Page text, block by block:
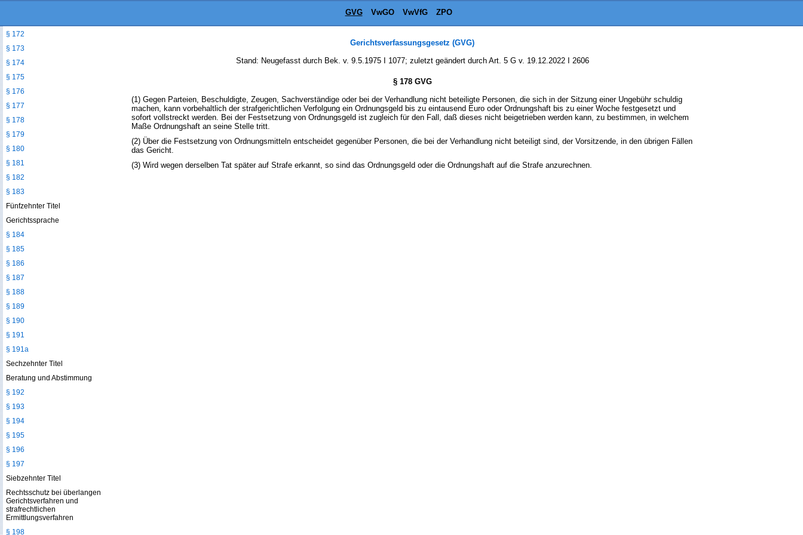
GVG VwGO VwVfG ZPO
Gerichtsverfassungsgesetz (GVG)
Stand: Neugefasst durch Bek. v. 9.5.1975 I 1077; zuletzt geändert durch Art. 5 G v. 19.12.2022 I 2606
§ 178 GVG
(1) Gegen Parteien, Beschuldigte, Zeugen, Sachverständige oder bei der Verhandlung nicht beteiligte Personen, die sich in der Sitzung einer Ungebühr schuldig
machen, kann vorbehaltlich der strafgerichtlichen Verfolgung ein Ordnungsgeld bis zu eintausend Euro oder Ordnungshaft bis zu einer Woche festgesetzt und
sofort vollstreckt werden. Bei der Festsetzung von Ordnungsgeld ist zugleich für den Fall, daß dieses nicht beigetrieben werden kann, zu bestimmen, in welchem
Maße Ordnungshaft an seine Stelle tritt.
(2) Über die Festsetzung von Ordnungsmitteln entscheidet gegenüber Personen, die bei der Verhandlung nicht beteiligt sind, der Vorsitzende, in den übrigen Fällen
das Gericht.
(3) Wird wegen derselben Tat später auf Strafe erkannt, so sind das Ordnungsgeld oder die Ordnungshaft auf die Strafe anzurechnen.
§ 172
§ 173
§ 174
§ 175
§ 176
§ 177
§ 178
§ 179
§ 180
§ 181
§ 182
§ 183
Fünfzehnter Titel
Gerichtssprache
§ 184
§ 185
§ 186
§ 187
§ 188
§ 189
§ 190
§ 191
§ 191a
Sechzehnter Titel
Beratung und Abstimmung
§ 192
§ 193
§ 194
§ 195
§ 196
§ 197
Siebzehnter Titel
Rechtsschutz bei überlangen
Gerichtsverfahren und
strafrechtlichen
Ermittlungsverfahren
§ 198